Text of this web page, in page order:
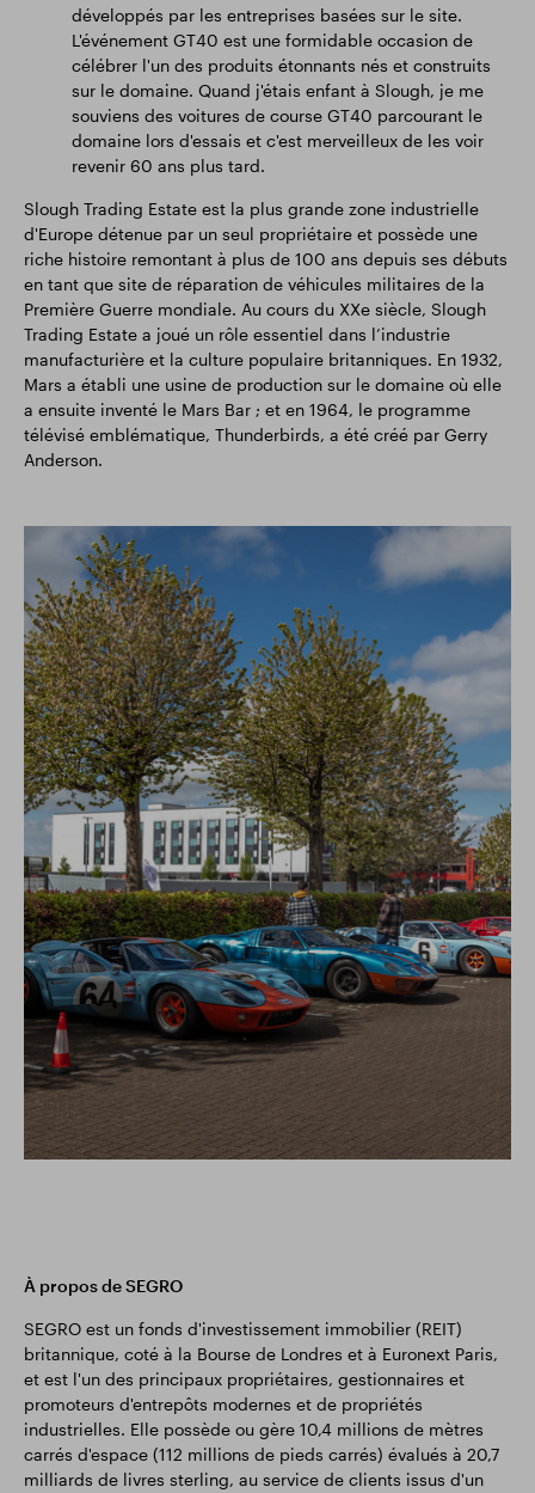
développés par les entreprises basées sur le site.
L'événement GT40 est une formidable occasion de
célébrer l'un des produits étonnants nés et construits
sur le domaine. Quand j'étais enfant à Slough, je me
souviens des voitures de course GT40 parcourant le
domaine lors d'essais et c'est merveilleux de les voir
revenir 60 ans plus tard.
Slough Trading Estate est la plus grande zone industrielle
d'Europe détenue par un seul propriétaire et possède une
riche histoire remontant à plus de 100 ans depuis ses débuts
en tant que site de réparation de véhicules militaires de la
Première Guerre mondiale. Au cours du XXe siècle, Slough
Trading Estate a joué un rôle essentiel dans l’industrie
manufacturière et la culture populaire britanniques. En 1932,
Mars a établi une usine de production sur le domaine où elle
a ensuite inventé le Mars Bar ; et en 1964, le programme
télévisé emblématique, Thunderbirds, a été créé par Gerry
Anderson.
À propos de SEGRO
SEGRO est un fonds d'investissement immobilier (REIT)
britannique, coté à la Bourse de Londres et à Euronext Paris,
et est l'un des principaux propriétaires, gestionnaires et
promoteurs d'entrepôts modernes et de propriétés
industrielles. Elle possède ou gère 10,4 millions de mètres
carrés d'espace (112 millions de pieds carrés) évalués à 20,7
milliards de livres sterling, au service de clients issus d'un